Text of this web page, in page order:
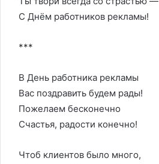
С Днём работников рекламы!
***
В День работника рекламы
Вас поздравить будем рады!
Пожелаем бесконечно
Счастья, радости конечно!
Чтоб клиентов было много,